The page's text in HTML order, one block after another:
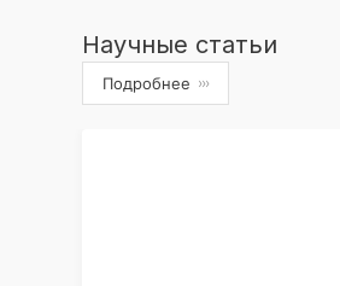
Научные статьи
Подробнее ›››